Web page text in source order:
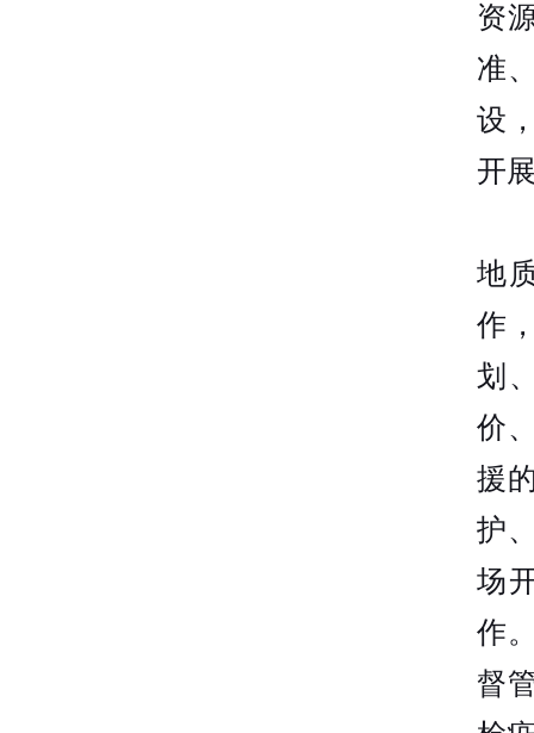
资
准
设
开
地
作
划
价
援
护
场
作
督